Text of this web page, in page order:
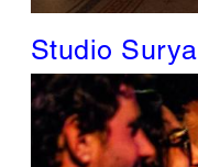
Studio Surya